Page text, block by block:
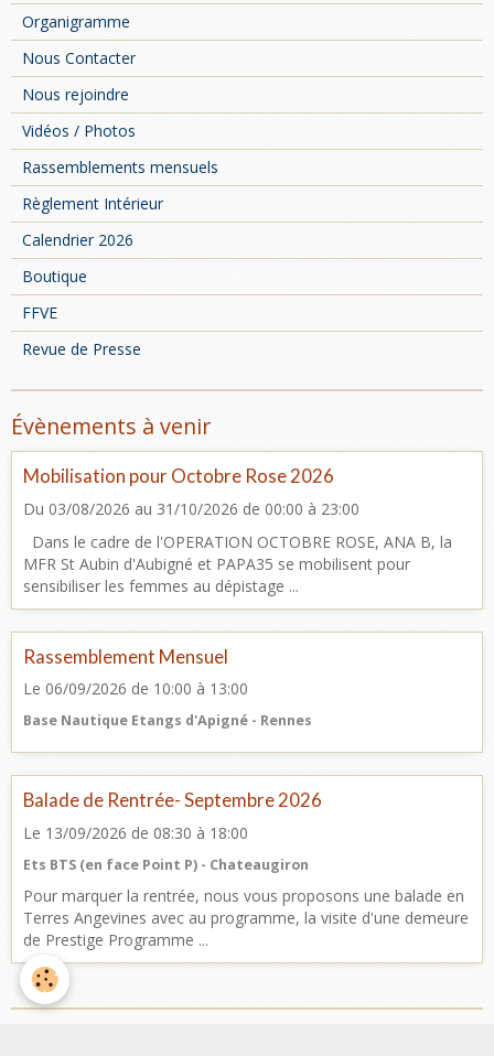
Organigramme
Nous Contacter
Nous rejoindre
Vidéos / Photos
Rassemblements mensuels
Règlement Intérieur
Calendrier 2026
Boutique
FFVE
Revue de Presse
Évènements à venir
Mobilisation pour Octobre Rose 2026
Du 03/08/2026 au 31/10/2026 de 00:00 à 23:00
Dans le cadre de l'OPERATION OCTOBRE ROSE, ANA B, la
MFR St Aubin d'Aubigné et PAPA35 se mobilisent pour
sensibiliser les femmes au dépistage ...
Rassemblement Mensuel
Le 06/09/2026 de 10:00 à 13:00
Base Nautique Etangs d'Apigné - Rennes
Balade de Rentrée- Septembre 2026
Le 13/09/2026 de 08:30 à 18:00
Ets BTS (en face Point P) - Chateaugiron
Pour marquer la rentrée, nous vous proposons une balade en
Terres Angevines avec au programme, la visite d'une demeure
de Prestige Programme ...